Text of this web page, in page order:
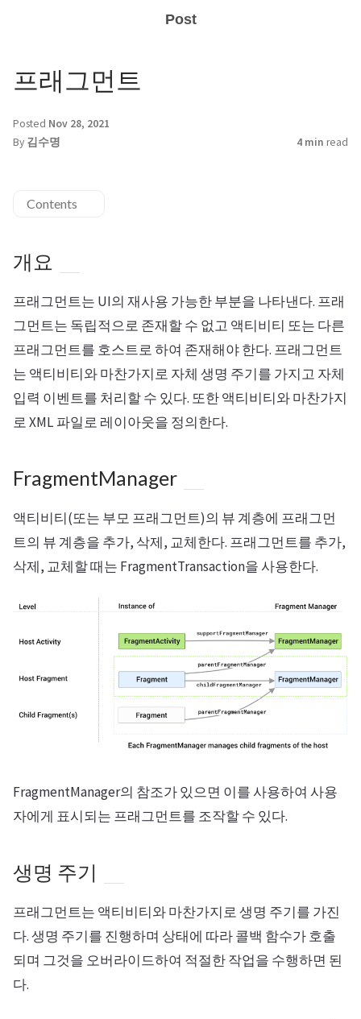
Post
프래그먼트
Posted Nov 28, 2021
By 김수명 4 min read
Contents
개요
프래그먼트는 UI의 재사용 가능한 부분을 나타낸다. 프래
그먼트는 독립적으로 존재할 수 없고 액티비티 또는 다른
프래그먼트를 호스트로 하여 존재해야 한다. 프래그먼트
는 액티비티와 마찬가지로 자체 생명 주기를 가지고 자체
입력 이벤트를 처리할 수 있다. 또한 액티비티와 마찬가지
로 XML 파일로 레이아웃을 정의한다.
FragmentManager
액티비티(또는 부모 프래그먼트)의 뷰 계층에 프래그먼
트의 뷰 계층을 추가, 삭제, 교체한다. 프래그먼트를 추가,
삭제, 교체할 때는 FragmentTransaction을 사용한다.
FragmentManager의 참조가 있으면 이를 사용하여 사용
자에게 표시되는 프래그먼트를 조작할 수 있다.
생명 주기
프래그먼트는 액티비티와 마찬가지로 생명 주기를 가진
다. 생명 주기를 진행하며 상태에 따라 콜백 함수가 호출
되며 그것을 오버라이드하여 적절한 작업을 수행하면 된
다.